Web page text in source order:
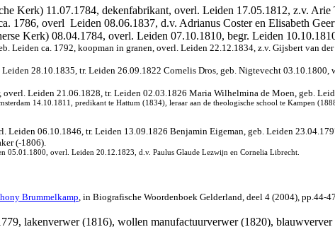
Kerk) 11.07.1784, dekenfabrikant, overl. Leiden 17.05.1812, z.v.
1786, overl Leiden 08.06.1837, d.v. Adrianus Coster en Elisabeth
Kerk) 08.04.1784, overl. Leiden 07.10.1810, begr. Leiden
Leiden ca. 1792, koopman in granen, overl. Leiden 22.12.1834, z.v. Gijsbert van
28.10.1835, tr. Leiden 26.09.1822 Cornelis Dros, geb. Nigtevecht
Leiden 21.06.1828, tr. Leiden 02.03.1826 Maria Wilhelmina de Moen, geb.
14.10.1811, predikant te Hattum (1834), leraar aan de theologische school te Kampen
Leiden 06.10.1846, tr. Leiden 13.09.1826 Benjamin Eigeman, geb. Leiden
(-1806).
05.01.1800, overl. Leiden 20.12.1823, d.v. Paulus Glaude Lezwijn en Cornelia Librecht.
Brummelkamp, in Biografische Woordenboek Gelderland, deel 4 (2004), pp.44-
lakenverwer (1816), wollen manufactuurverwer (1820),